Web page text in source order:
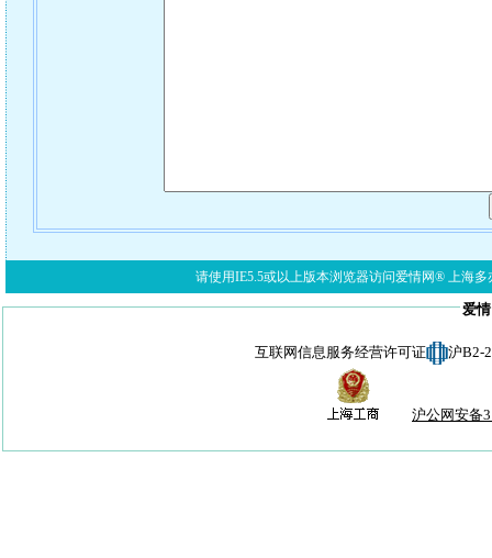
请使用IE5.5或以上版本浏览器访问爱情网® 上海多
爱
互联网信息服务经营许可证 沪B2-
沪公网安备